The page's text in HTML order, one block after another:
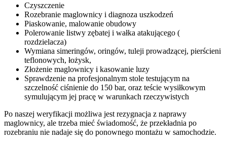
Czyszczenie
Rozebranie maglownicy i diagnoza uszkodzeń
Piaskowanie, malowanie obudowy
Polerowanie listwy zębatej i wałka atakującego (
rozdzielacza)
Wymiana simeringów, oringów, tuleji prowadzącej, pierścieni
teflonowych, łożysk,
Złożenie maglownicy i kasowanie luzy
Sprawdzenie na profesjonalnym stole testującym na
szczelność ciśnienie do 150 bar, oraz teście wysiłkowym
symulującym jej pracę w warunkach rzeczywistych
Po naszej weryfikacji możliwa jest rezygnacja z naprawy
maglownicy, ale trzeba mieć świadomość, że przekładnia po
rozebraniu nie nadaje się do ponownego montażu w samochodzie.